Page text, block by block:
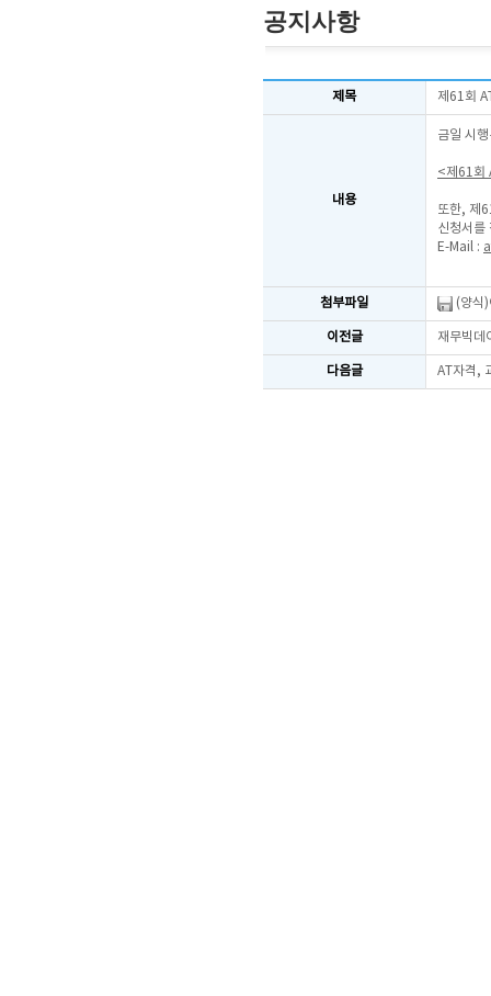
공지사항
제목 제61회
내용
금일 시
<제61회
또한, 제
신청서를
E-Mail :
첨부파일 (양식
이전글 재무빅데
다음글 AT자격,